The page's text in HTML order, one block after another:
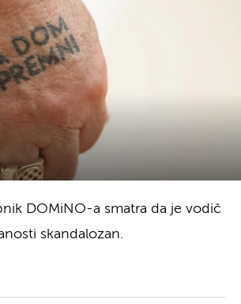
DOMiNO-a smatra da je vodič
skandalozan.